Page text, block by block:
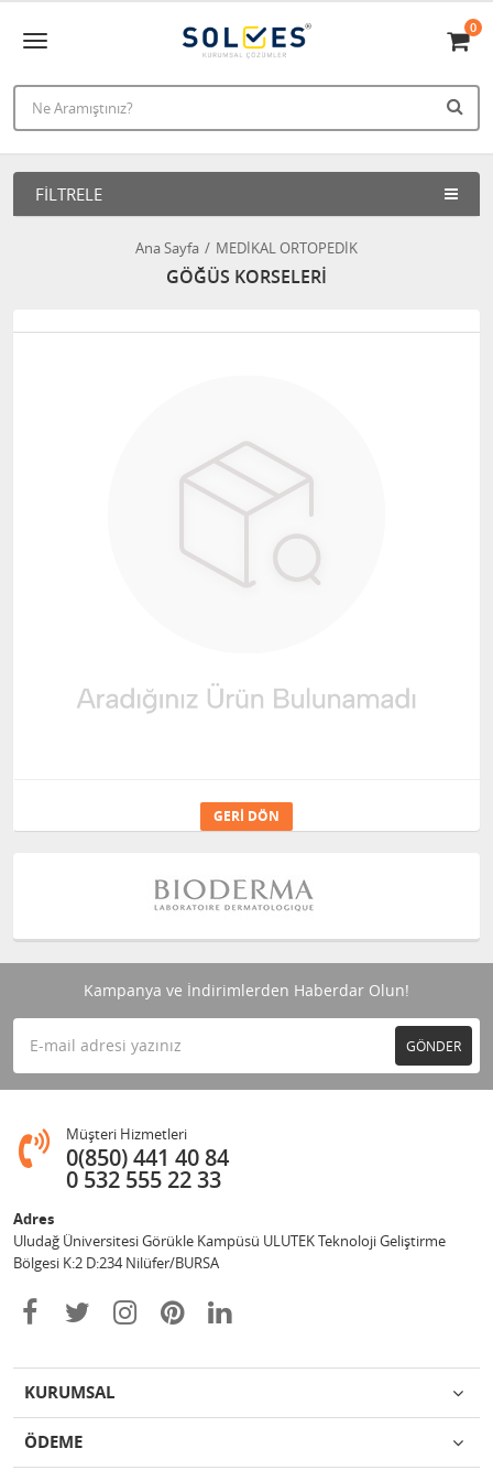
0
FILTRELE
Ana Sayfa MEDİKAL ORTOPEDİK
GÖĞÜS KORSELERİ
GERI DÖN
Kampanya ve İndirimlerden Haberdar Olun!
GÖNDER
Müşteri Hizmetleri
0(850) 441 40 84
0 532 555 22 33
Adres
Uludağ Üniversitesi Görükle Kampüsü ULUTEK Teknoloji Geliştirme
Bölgesi K:2 D:234 Nilüfer/BURSA
KURUMSAL
ÖDEME